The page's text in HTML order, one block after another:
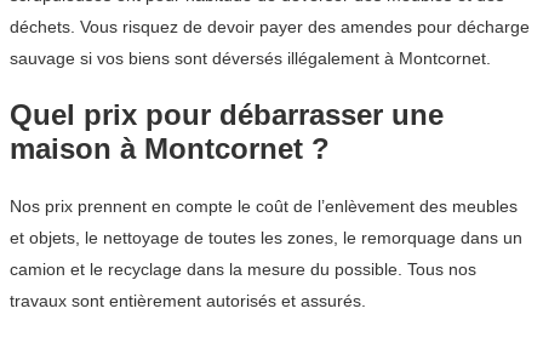
déchets. Vous risquez de devoir payer des amendes pour décharge
sauvage si vos biens sont déversés illégalement à Montcornet.
Quel prix pour débarrasser une
maison à Montcornet ?
Nos prix prennent en compte le coût de l’enlèvement des meubles
et objets, le nettoyage de toutes les zones, le remorquage dans un
camion et le recyclage dans la mesure du possible. Tous nos
travaux sont entièrement autorisés et assurés.